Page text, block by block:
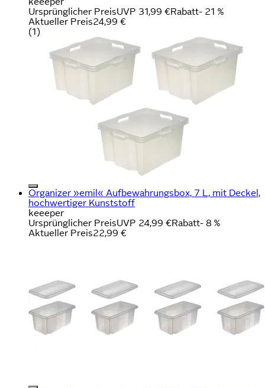
Ursprünglicher PreisUVP 31,99 €Rabatt- 21 %
Aktueller Preis24,99 €
(1)
Organizer »emil« Aufbewahrungsbox, 7 L, mit Deckel,
hochwertiger Kunststoff
keeeper
Ursprünglicher PreisUVP 24,99 €Rabatt- 8 %
Aktueller Preis22,99 €